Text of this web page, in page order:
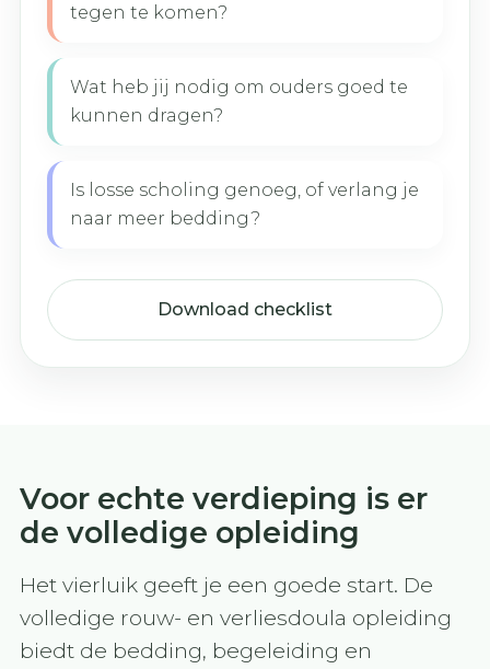
tegen te komen?
Wat heb jij nodig om ouders goed te
kunnen dragen?
Is losse scholing genoeg, of verlang je
naar meer bedding?
Download checklist
Voor echte verdieping is er
de volledige opleiding
Het vierluik geeft je een goede start. De
volledige rouw- en verliesdoula opleiding
biedt de bedding, begeleiding en